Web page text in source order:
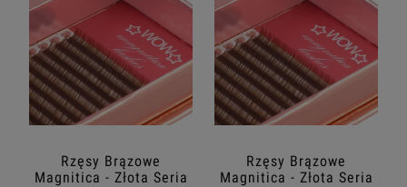
Rzęsy Brązowe
Magnitica - Złota Seria
Rzęsy Brązowe
Magnitica - Złota Seria